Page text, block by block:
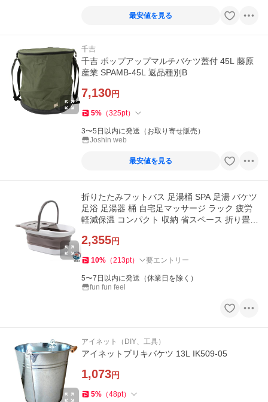
最安値を見る
千吉
千吉 ポップアップマルチバケツ蓋付 45L 藤原
産業 SPAMB-45L 返品種別B
7,130円
5% （325pt）
3〜5日以内に発送（お取り寄せ販売）
Joshin web
最安値を見る
折りたたみフットバス 足湯桶 SPA 足湯 バケツ
足浴 足湯器 桶 自宅足マッサージ ラック 疲労
軽減保温 コンパクト 収納 省スペース 折り畳み
2,355円
10% （213pt） 要エントリー
5〜7日以内に発送（休業日を除く）
fun fun feel
アイネット（DIY、工具）
アイネットブリキバケツ 13L IK509-05
1,073円
5% （48pt）